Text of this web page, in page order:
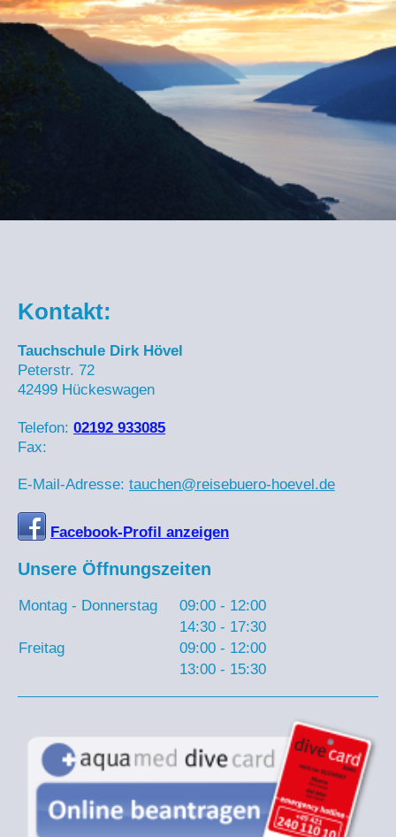
Kontakt:
Tauchschule Dirk Hövel
Peterstr. 72
42499 Hückeswagen
Telefon: 02192 933085
Fax:
E-Mail-Adresse: tauchen@reisebuero-hoevel.de
Facebook-Profil anzeigen
Unsere Öffnungszeiten
Montag - Donnerstag 09:00 - 12:00
14:30 - 17:30
Freitag
09:00 - 12:00
13:00 - 15:30